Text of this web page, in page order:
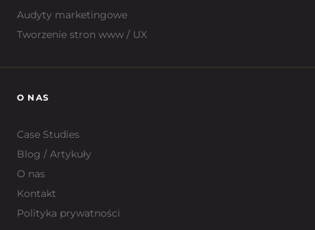
Audyty marketingowe
Tworzenie stron www / UX
O NAS
Case Studies
Blog / Artykuły
O nas
Kontakt
Polityka prywatności